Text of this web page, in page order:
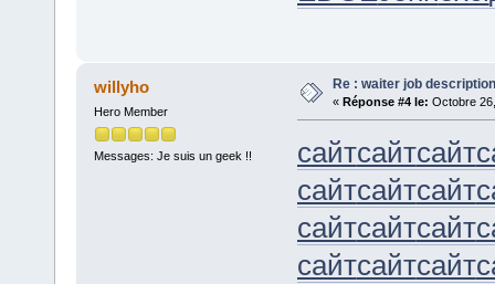
willyho
Hero Member
Messages: Je suis un geek !!
Re : waiter job
« Réponse #4 le: Octobre
сайтсайтсайт
сайтсайтсайт
сайтсайтсайт
сайтсайтсайт